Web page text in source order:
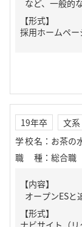
など、一般的
【形式】
採用ホームペー
19年卒 文系
学校名 ： お茶の
職種 ： 総合職
【内容】
オープンESと
【形式】
ナビサイト（